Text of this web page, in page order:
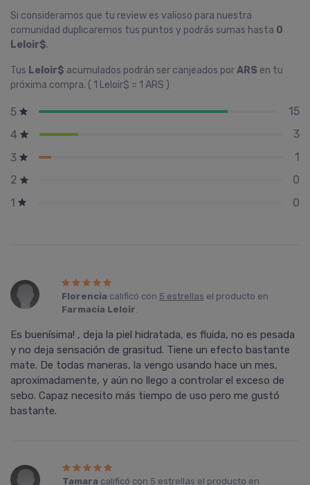
Si consideramos que tu review es valioso para nuestra
comunidad duplicaremos tus puntos y podrás sumas hasta 0
Leloir$.
Tus Leloir$ acumulados podrán ser canjeados porARS en tu
próxima compra. ( 1 Leloir$ = 1 ARS )
5
15
4
3
3
1
2
0
1
0
Florencia calificó con 5 estrellas el producto en
Farmacia Leloir.
Es buenísima! , deja la piel hidratada, es fluida, no es pesada
y no deja sensación de grasitud. Tiene un efecto bastante
mate. De todas maneras, la vengo usando hace un mes,
aproximadamente, y aún no llego a controlar el exceso de
sebo. Capaz necesito más tiempo de uso pero me gustó
bastante.
Tamara calificó con 5 estrellas el producto en